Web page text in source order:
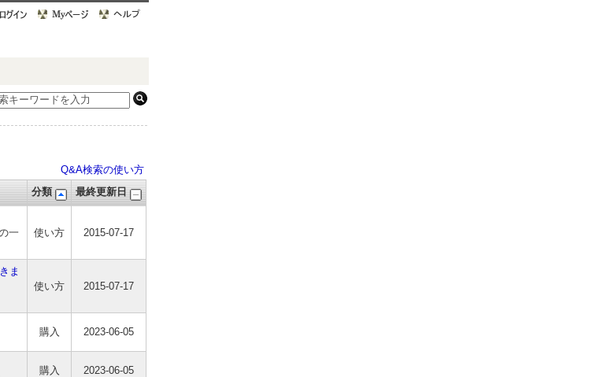
Q&A検索の使い方
分類 最終更新日
一
使い方 2015-07-17
ま
使い方 2015-07-17
購入 2023-06-05
購入 2023-06-05